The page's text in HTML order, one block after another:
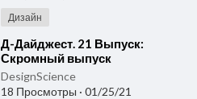
Дизайн
⁣Д-Дайджест. 21 Выпуск:
Скромный выпуск
DesignScience
18 Просмотры · 01/25/21